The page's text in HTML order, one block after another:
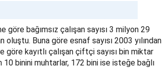
göre bağımsız çalışan sayısı 3 milyon 29
Buna göre esnaf sayısı 2003 yılından
göre kayıtlı çalışan çiftçi sayısı bin miktar
10 binini muhtarlar, 172 bini ise isteğe bağlı